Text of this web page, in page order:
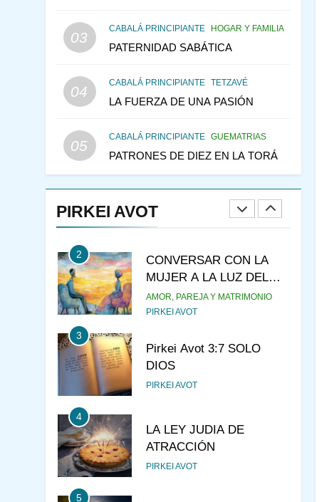
03
CABALÁ PRINCIPIANTE HOGAR Y FAMILIA
PATERNIDAD SABÁTICA
04
CABALÁ PRINCIPIANTE TETZAVÉ
LA FUERZA DE UNA PASIÓN
05
CABALÁ PRINCIPIANTE GUEMATRIAS
PATRONES DE DIEZ EN LA TORÁ
PIRKEI AVOT
DEL TEMPLO Y LA
ALEGRÍA EN MEDIO DE
MES DE MENAJEM AV
147
VEAMOS ¿POR QUÉ
DE LAS MUJERES
PENSAMIENTO JUDÍO
1
CURSOS
2
CONVERSAR CON LA
MUJER A LA LUZ DEL
JUDAÍSMO
AMOR, PAREJA Y MATRIMONIO
PIRKEI AVOT
3
Pirkei Avot 3:7 SOLO
DIOS
PIRKEI AVOT
4
LA LEY JUDIA DE
ATRACCIÓN
PIRKEI AVOT
5